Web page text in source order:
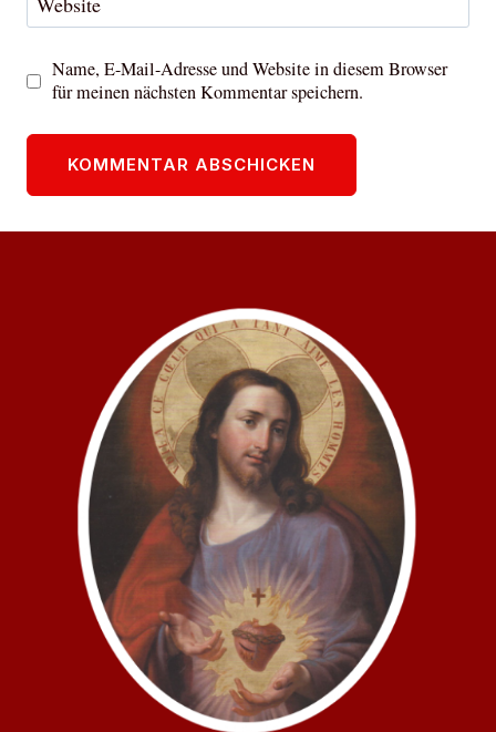
Name, E-Mail-Adresse und Website in diesem Browser
für meinen nächsten Kommentar speichern.